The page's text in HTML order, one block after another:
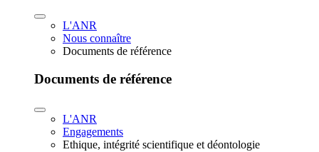
L'ANR
Nous connaître
Documents de référence
Documents de référence
L'ANR
Engagements
Ethique, intégrité scientifique et déontologie